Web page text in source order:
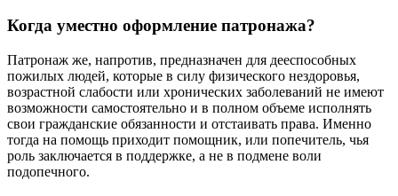
Когда уместно оформление патронажа?
Патронаж же, напротив, предназначен для дееспособных
пожилых людей, которые в силу физического нездоровья,
возрастной слабости или хронических заболеваний не имеют
возможности самостоятельно и в полном объеме исполнять
свои гражданские обязанности и отстаивать права. Именно
тогда на помощь приходит помощник, или попечитель, чья
роль заключается в поддержке, а не в подмене воли
подопечного.